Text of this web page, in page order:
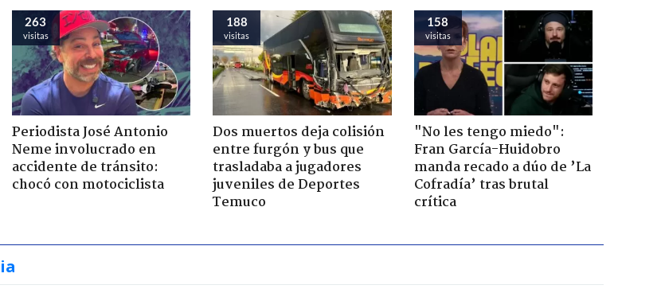
263
visitas
Periodista José Antonio
Neme involucrado en
accidente de tránsito:
chocó con motociclista
188
visitas
Dos muertos deja colisión
entre furgón y bus que
trasladaba a jugadores
juveniles de Deportes
Temuco
158
visitas
"No les tengo miedo":
Fran García-Huidobro
manda recado a dúo de ’La
Cofradía’ tras brutal
crítica